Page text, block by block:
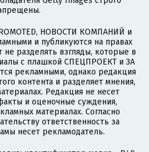
НОВОСТИ КОМПАНИЙ и
и публикуются на правах
разделять взгляды, которые в
с плашкой СПЕЦПРОЕКТ и ЗА
рекламными, однако редакция
контента и разделяет мнения,
Редакция не несет
и оценочные суждения,
материалах. Согласно
ответственность за
несет рекламодатель.